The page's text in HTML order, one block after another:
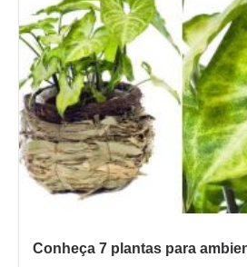
Conheça 7 plantas para